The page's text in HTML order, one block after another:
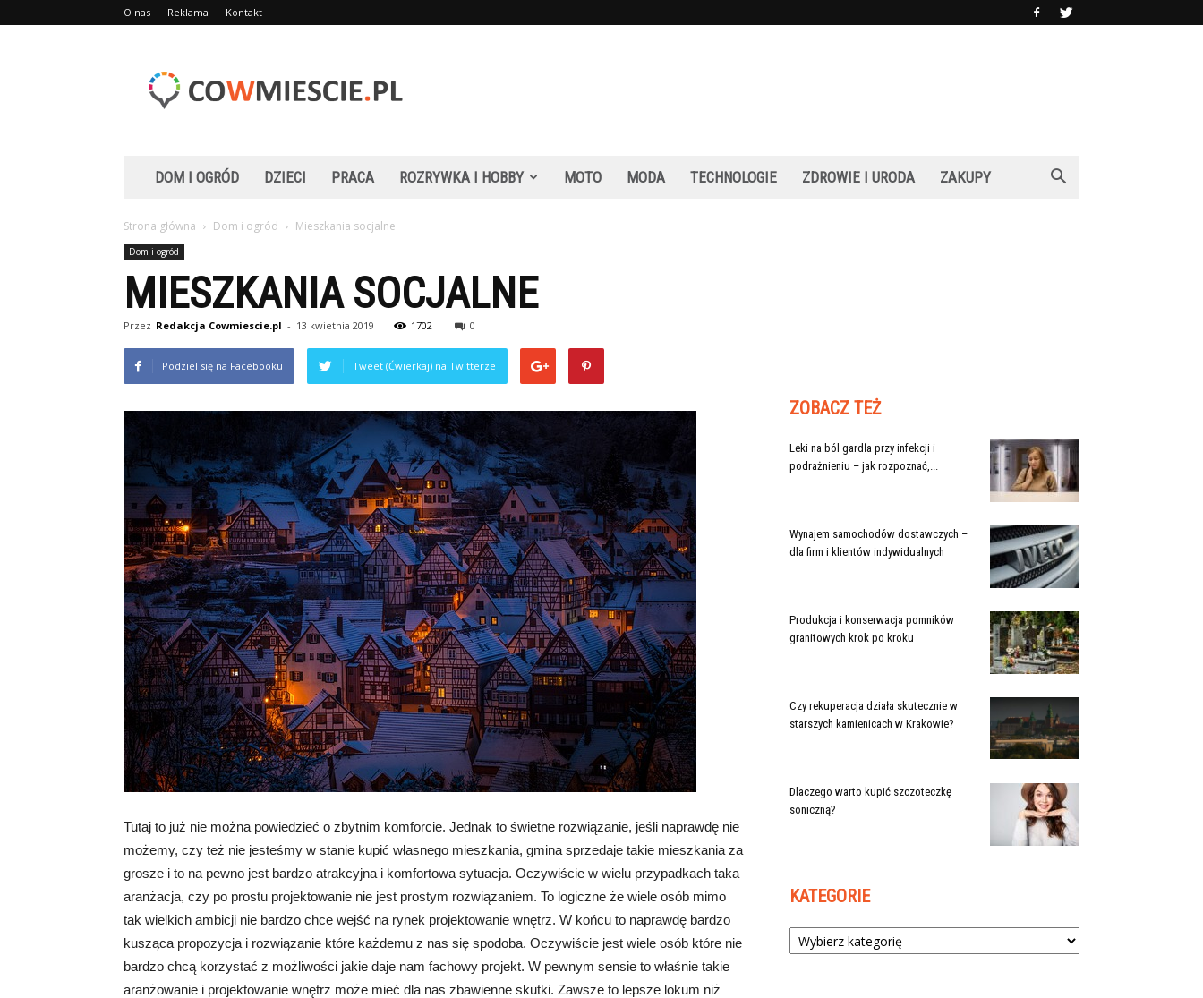
O nas Reklama Kontakt
DOM I OGRÓD DZIECI PRACA ROZRYWKA I HOBBY MOTO MODA TECHNOLOGIE ZDROWIE I URODA ZAKUPY
Strona główna Dom i ogród Mieszkania socjalne
Dom i ogród
MIESZKANIA SOCJALNE
Przez Redakcja Cowmiescie.pl - 13 kwietnia 2019 1702 0
Podziel się na Facebooku Tweet (Ćwierkaj) na Twitterze
Tutaj to już nie można powiedzieć o zbytnim komforcie. Jednak to świetne rozwiązanie, jeśli naprawdę nie
możemy, czy też nie jesteśmy w stanie kupić własnego mieszkania, gmina sprzedaje takie mieszkania za
grosze i to na pewno jest bardzo atrakcyjna i komfortowa sytuacja. Oczywiście w wielu przypadkach taka
aranżacja, czy po prostu projektowanie nie jest prostym rozwiązaniem. To logiczne że wiele osób mimo
tak wielkich ambicji nie bardzo chce wejść na rynek projektowanie wnętrz. W końcu to naprawdę bardzo
kusząca propozycja i rozwiązanie które każdemu z nas się spodoba. Oczywiście jest wiele osób które nie
bardzo chcą korzystać z możliwości jakie daje nam fachowy projekt. W pewnym sensie to właśnie takie
aranżowanie i projektowanie wnętrz może mieć dla nas zbawienne skutki. Zawsze to lepsze lokum niż
ZOBACZ TEŻ
Leki na ból gardła przy infekcji i
podrażnieniu – jak rozpoznać,...
Wynajem samochodów dostawczych –
dla firm i klientów indywidualnych
Produkcja i konserwacja pomników
granitowych krok po kroku
Czy rekuperacja działa skutecznie w
starszych kamienicach w Krakowie?
Dlaczego warto kupić szczoteczkę
soniczną?
KATEGORIE
Kategorie